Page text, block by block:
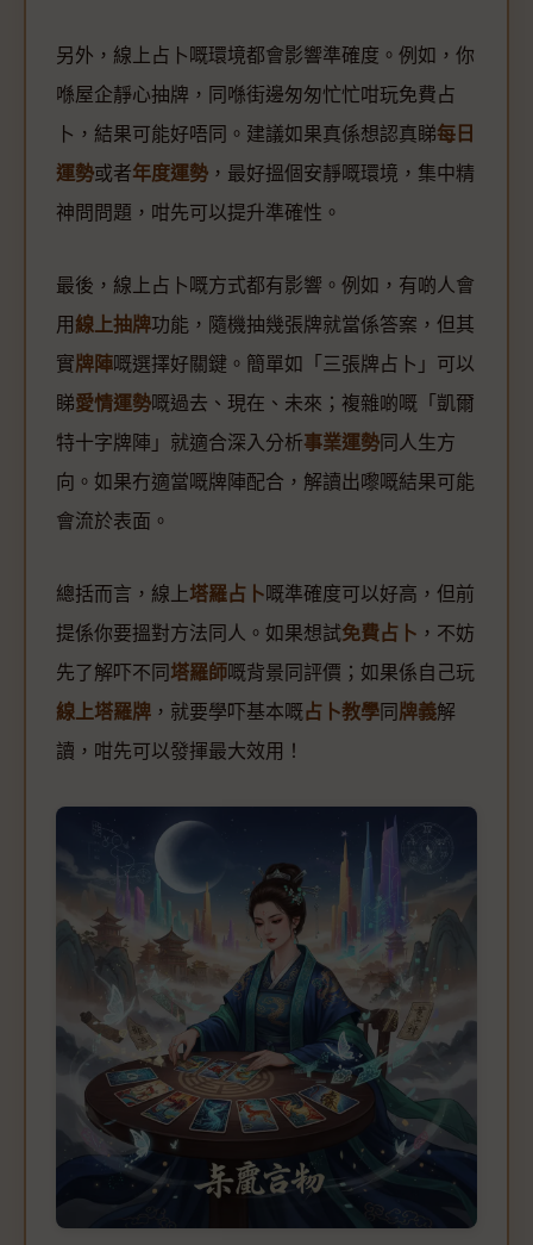
另外，線上占卜嘅環境都會影響準確度。例如，你
喺屋企靜心抽牌，同喺街邊匆匆忙忙咁玩免費占
卜，結果可能好唔同。建議如果真係想認真睇每日
運勢或者年度運勢 ，最好搵個安靜嘅環境，集中精
神問問題，咁先可以提升準確性。
最後，線上占卜嘅方式都有影響。例如，有啲人會
用 線上抽牌功能，隨機抽幾張牌就當係答案，但其
實牌陣嘅選擇好關鍵。簡單如「三張牌占卜」可以
睇愛情運勢嘅過去、現在、未來；複雜啲嘅「凱爾
特十字牌陣」就適合深入分析事業運勢 同人生方
向。如果冇適當嘅牌陣配合，解讀出嚟嘅結果可能
會流於表面。
總括而言，線上塔羅占卜嘅準確度可以好高，但前
提係你要搵對方法同人。如果想試免費占卜 ，不妨
先了解吓不同 塔羅師嘅背景同評價；如果係自己玩
線上塔羅牌 ，就要學吓基本嘅占卜教學 同 牌義解
讀，咁先可以發揮最大效用！